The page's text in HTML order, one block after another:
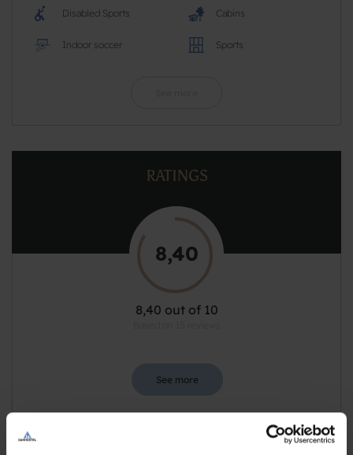
Disabled Sports Cabins
Indoor soccer Sports
RATINGS
8,40
8,40 out of 10
See more